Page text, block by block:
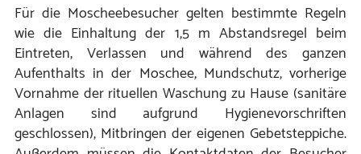
Für die Moscheebesucher gelten bestimmte Regeln
wie die Einhaltung der 1,5 m Abstandsregel beim
Eintreten, Verlassen und während des ganzen
Aufenthalts in der Moschee, Mundschutz, vorherige
Vornahme der rituellen Waschung zu Hause (sanitäre
Anlagen sind aufgrund Hygienevorschriften
geschlossen), Mitbringen der eigenen Gebetsteppiche.